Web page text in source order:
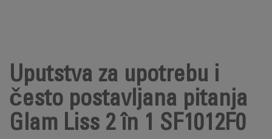
Uputstva za upotrebu i
često postavljana pitanja
Glam Liss 2 în 1 SF1012F0